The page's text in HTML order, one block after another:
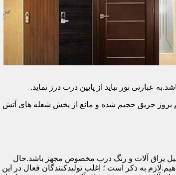
بروز حریق حجیم شده و مانع از پخش شعله های آتش
یراق آلات و رنگ درب مخصوص مجهز باشد.حال
به ذکر است ؛ اغلب تولیدکنندگان فعال در این